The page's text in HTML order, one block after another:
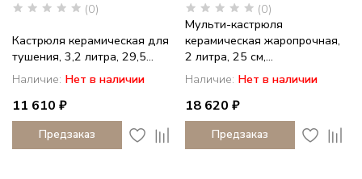
(0)
Кастрюля керамическая для
тушения, 3,2 литра, 29,5...
Наличие: Нет в наличии
11 610 ₽
Предзаказ
(0)
Мульти-кастрюля
керамическая жаропрочная,
2 литра, 25 см,...
Наличие: Нет в наличии
18 620 ₽
Предзаказ